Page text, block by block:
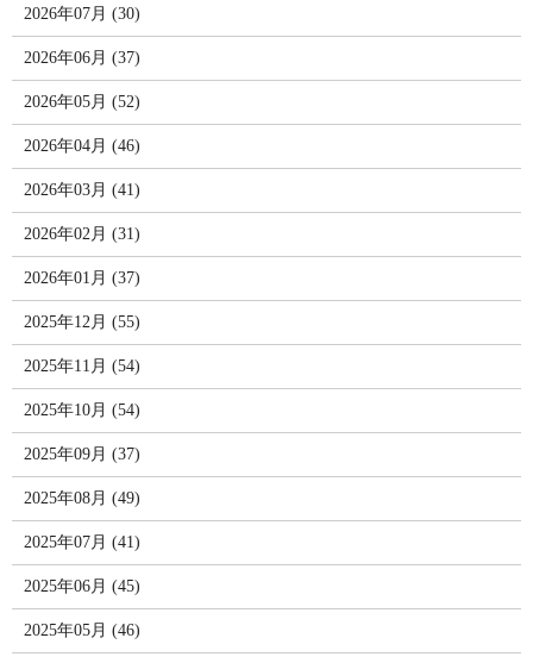
2026年07月 (30)
2026年06月 (37)
2026年05月 (52)
2026年04月 (46)
2026年03月 (41)
2026年02月 (31)
2026年01月 (37)
2025年12月 (55)
2025年11月 (54)
2025年10月 (54)
2025年09月 (37)
2025年08月 (49)
2025年07月 (41)
2025年06月 (45)
2025年05月 (46)